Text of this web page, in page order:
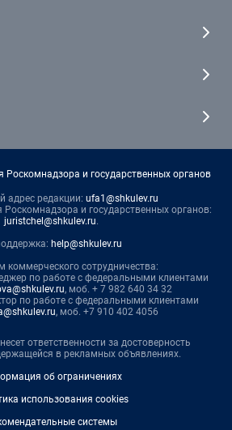
Роскомнадзора и государственных органов
адрес редакции: ufa1@shkulev.ru
и государственных органов:
juristchel@shkulev.ru.
help@shkulev.ru
коммерческого сотрудничества:
по работе с федеральными клиентами
, моб. + 7 982 640 34 32
по работе с федеральными клиентами
, моб. +7 910 402 4056
ответственности за достоверность
в рекламных объявлениях.
об ограничениях
использования cookies
системы